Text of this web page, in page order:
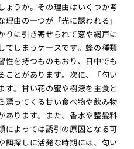
ょうか。その理由はいくつか考
由の一つが「光に誘われる」
りに引き寄せられて窓や網戸に
てしまうケースです。蜂の種類
性を持つものもおり、日中でも
ことがあります。次に、「匂い
す。甘い花の蜜や樹液を主食と
漂ってくる甘い食べ物や飲み物
あります。また、香水や整髪料
によっては誘引の原因となる可
餌探しに活発な時期には、匂い